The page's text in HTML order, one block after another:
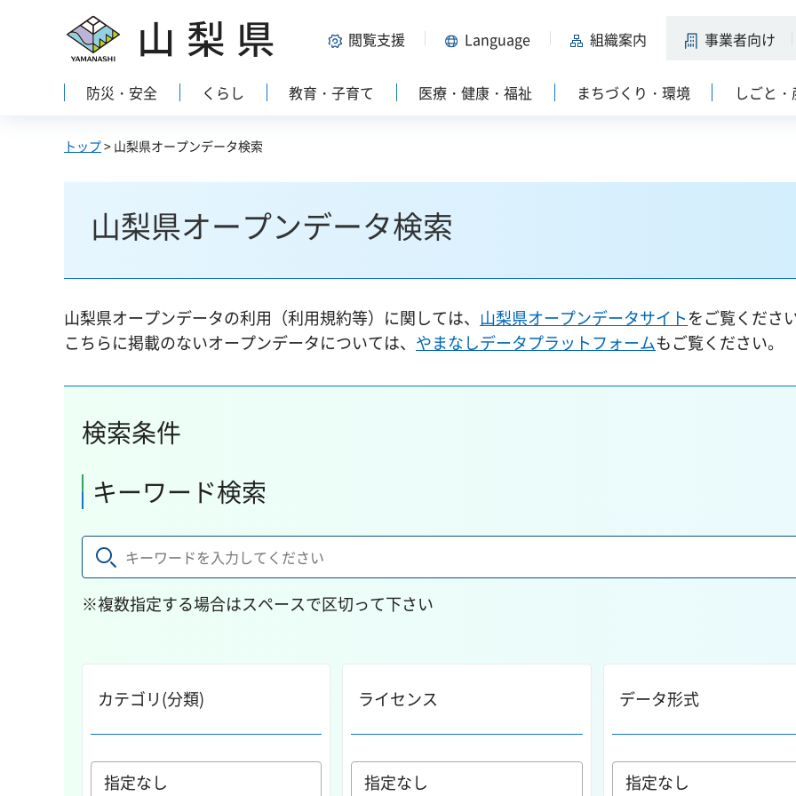
山梨県 閲覧支援 Language 組織案内 事業者向け
防災・安全 くらし 教育・子育て 医療・健康・福祉 まちづくり・環境 しごと
トップ> 山梨県オープンデータ検索
山梨県オープンデータ検索
山梨県オープンデータの利用（利用規約等）に関しては、 山梨県オープンデータサイトをご覧くださ
こちらに掲載のないオープンデータについては、 やまなしデータプラットフォームもご覧ください。
検索条件
キーワード検索
※複数指定する場合はスペースで区切って下さい
カテゴリ(分類) ライセンス データ形式